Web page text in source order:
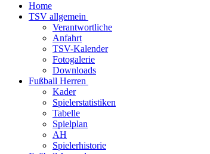
Home
TSV allgemein
Verantwortliche
Anfahrt
TSV-Kalender
Fotogalerie
Downloads
Fußball Herren
Kader
Spielerstatistiken
Tabelle
Spielplan
AH
Spielerhistorie